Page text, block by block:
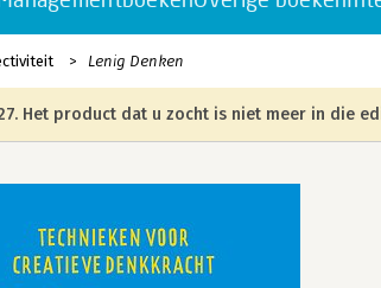
Lenig Denken
Het product dat u zocht is niet meer in die